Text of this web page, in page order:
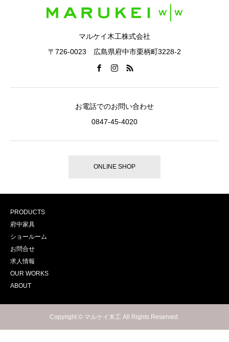
マルケイ木工株式会社
〒726-0023 広島県府中市栗柄町3228-2
お電話でのお問い合わせ
0847-45-4020
ONLINE SHOP
PRODUCTS
府中家具
ショールーム
お問合せ
求人情報
OUR WORKS
ABOUT
Copyright © マルケイ木工 All Rights Reserved.